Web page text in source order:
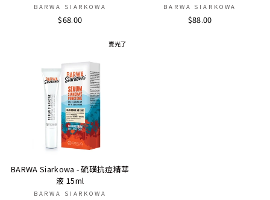
BARWA SIARKOWA
$68.00
BARWA SIARKOWA
$88.00
賣光了
BARWA Siarkowa - 硫磺抗痘精華
液 15ml
BARWA SIARKOWA